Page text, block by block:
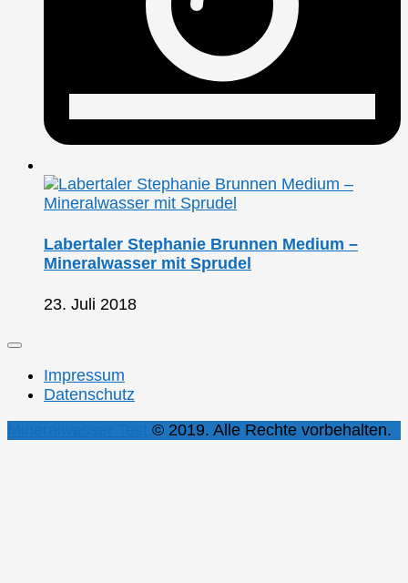
Labertaler Stephanie Brunnen Medium –
Mineralwasser mit Sprudel
23. Juli 2018
Impressum
Datenschutz
© 2019. Alle Rechte vorbehalten.